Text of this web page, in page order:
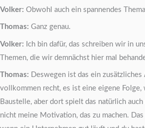
Volker: Obwohl auch ein spannendes
Thomas: Ganz genau.
Volker: Ich bin dafür, das schreiben wir in
Themen, die wir demnächst hier mal
Thomas:
Deswegen ist das ein
vollkommen recht, es ist eine eigene Folge,
Baustelle, aber dort spielt das natürlich
nicht meine Motivation, das zu machen.